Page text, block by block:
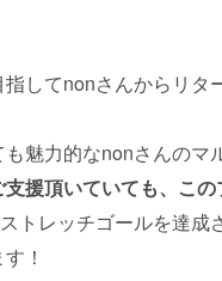
してnonさんからリタ
魅力的なnonさんのマ
援頂いていても、こ
トレッチゴールを達成
！